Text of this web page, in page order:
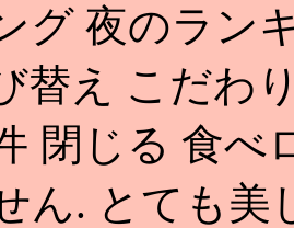
グ 夜のラン
替え こだわ
閉じる 食
ん. とても美